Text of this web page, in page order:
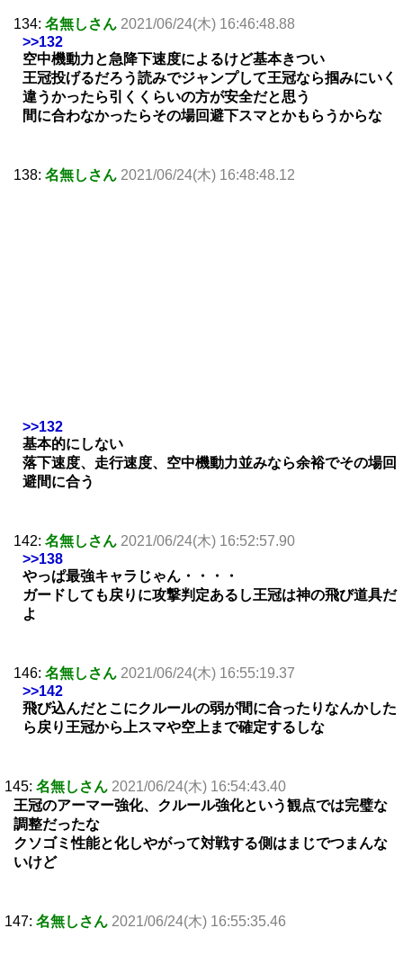
134: 名無しさん 2021/06/24(木) 16:46:48.88
>>132
空中機動力と急降下速度によるけど基本きつい
王冠投げるだろう読みでジャンプして王冠なら掴みにいく
違うかったら引くくらいの方が安全だと思う
間に合わなかったらその場回避下スマとかもらうからな
138: 名無しさん 2021/06/24(木) 16:48:48.12
>>132
基本的にしない
落下速度、走行速度、空中機動力並みなら余裕でその場回
避間に合う
142: 名無しさん 2021/06/24(木) 16:52:57.90
>>138
やっぱ最強キャラじゃん・・・・
ガードしても戻りに攻撃判定あるし王冠は神の飛び道具だ
よ
146: 名無しさん 2021/06/24(木) 16:55:19.37
>>142
飛び込んだとこにクルールの弱が間に合ったりなんかした
ら戻り王冠から上スマや空上まで確定するしな
145: 名無しさん 2021/06/24(木) 16:54:43.40
王冠のアーマー強化、クルール強化という観点では完璧な
調整だったな
クソゴミ性能と化しやがって対戦する側はまじでつまんな
いけど
147: 名無しさん 2021/06/24(木) 16:55:35.46